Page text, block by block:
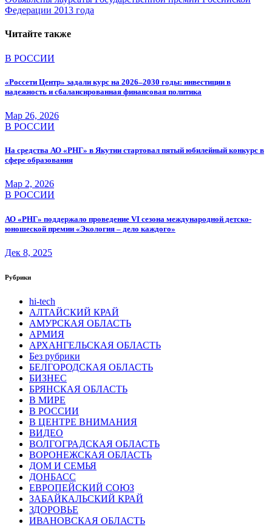
записям
Федерации 2013 года
Читайте также
В РОССИИ
«Россети Центр» задали курс на 2026–2030 годы: инвестиции в
надежность и сбалансированная финансовая политика
Мар 26, 2026
В РОССИИ
На средства АО «РНГ» в Якутии стартовал пятый юбилейный конкурс в
сфере образования
Мар 2, 2026
В РОССИИ
АО «РНГ» поддержало проведение VI сезона международной детско-
юношеской премии «Экология – дело каждого»
Дек 8, 2025
Рубрики
hi-tech
АЛТАЙСКИЙ КРАЙ
АМУРСКАЯ ОБЛАСТЬ
АРМИЯ
АРХАНГЕЛЬСКАЯ ОБЛАСТЬ
Без рубрики
БЕЛГОРОДСКАЯ ОБЛАСТЬ
БИЗНЕС
БРЯНСКАЯ ОБЛАСТЬ
В МИРЕ
В РОССИИ
В ЦЕНТРЕ ВНИМАНИЯ
ВИДЕО
ВОЛГОГРАДСКАЯ ОБЛАСТЬ
ВОРОНЕЖСКАЯ ОБЛАСТЬ
ДОМ И СЕМЬЯ
ДОНБАСС
ЕВРОПЕЙСКИЙ СОЮЗ
ЗАБАЙКАЛЬСКИЙ КРАЙ
ЗДОРОВЬЕ
ИВАНОВСКАЯ ОБЛАСТЬ